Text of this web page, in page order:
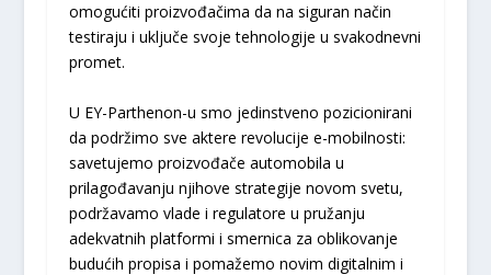
omogućiti proizvođačima da na siguran način
testiraju i uključe svoje tehnologije u svakodnevni
promet.
U EY-Parthenon-u smo jedinstveno pozicionirani
da podržimo sve aktere revolucije e-mobilnosti:
savetujemo proizvođače automobila u
prilagođavanju njihove strategije novom svetu,
podržavamo vlade i regulatore u pružanju
adekvatnih platformi i smernica za oblikovanje
budućih propisa i pomažemo novim digitalnim i